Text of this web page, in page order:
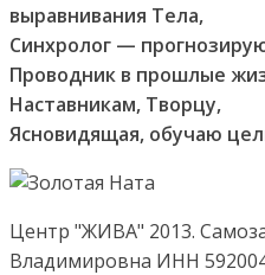
выравнивания Тела,
Синхролог —
Проводник в прошлые
Наставникам, Творцу,
Ясновидящая, обучаю
Центр "ЖИВА" 2013.
Владимировна ИНН